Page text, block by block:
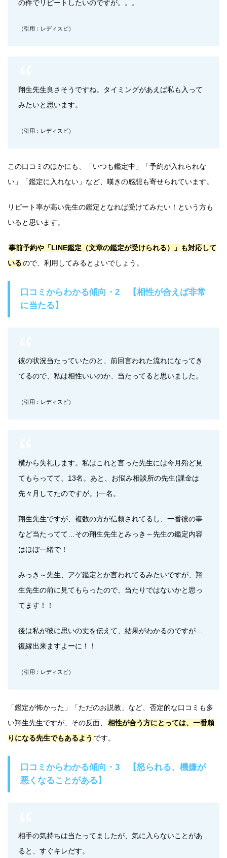
の件でリピートしたいのですが。。。
（引用：レディスピ）
翔生先生良さそうですね。タイミングがあえば私も入って
みたいと思います。
（引用：レディスピ）
この口コミのほかにも、「いつも鑑定中」「予約が入れられな
い」「鑑定に入れない」など、嘆きの感想も寄せられています。
リピート率が高い先生の鑑定となれば受けてみたい！という方も
いると思います。
事前予約や「LINE鑑定（文章の鑑定が受けられる）」も対応して
いるので、利用してみるとよいでしょう。
口コミからわかる傾向・2 【相性が合えば非常
に当たる】
彼の状況当たっていたのと、前回言われた流れになってき
てるので、私は相性いいのか、当たってると思いました。
（引用：レディスピ）
横から失礼します。私はこれと言った先生には今月殆ど見
てもらってて、13名。あと、お悩み相談所の先生(課金は
先々月してたのですが。)一名。
翔生先生ですが、複数の方が信頼されてるし、一番彼の事
など当たってて…その翔生先生とみっき～先生の鑑定内容
はほぼ一緒で！
みっき～先生、アゲ鑑定とか言われてるみたいですが、翔
生先生の前に見てもらったので、当たりではないかと思っ
てます！！
後は私が彼に思いの丈を伝えて、結果がわかるのですが…
復縁出来ますよーに！！
（引用：レディスピ）
「鑑定が怖かった」「ただのお説教」など、否定的な口コミも多
い翔生先生ですが、その反面、
相性が合う方にとっては、一番頼
りになる先生でもあるよう です。
口コミからわかる傾向・3 【怒られる、機嫌が
悪くなることがある】
相手の気持ちは当たってましたが、気に入らないことがあ
ると、すぐキレだす。